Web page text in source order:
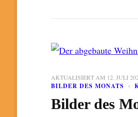
AKTUALISIERT AM 12. JULI
BILDER DES MONATS
Bilder des